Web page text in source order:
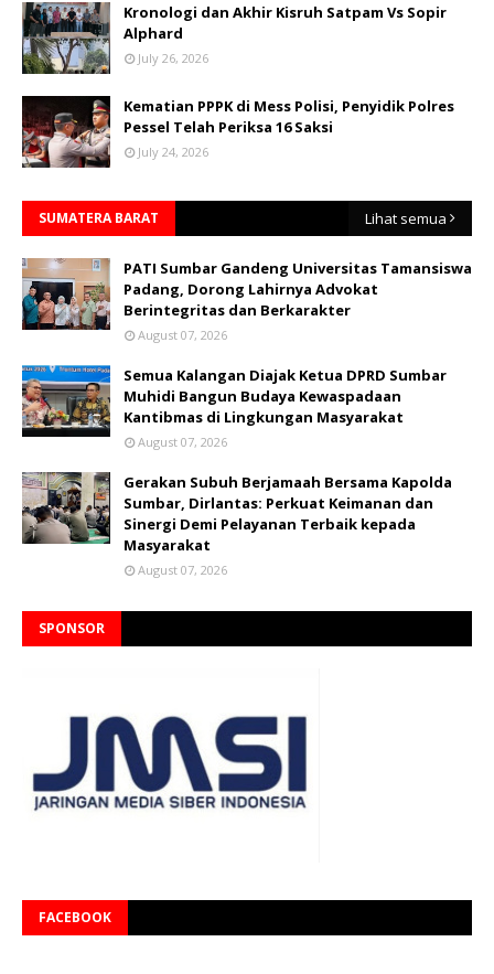
Kronologi dan Akhir Kisruh Satpam Vs Sopir
Alphard
July 26, 2026
Kematian PPPK di Mess Polisi, Penyidik Polres
Pessel Telah Periksa 16 Saksi
July 24, 2026
SUMATERA BARAT Lihat semua
PATI Sumbar Gandeng Universitas Tamansiswa
Padang, Dorong Lahirnya Advokat
Berintegritas dan Berkarakter
August 07, 2026
Semua Kalangan Diajak Ketua DPRD Sumbar
Muhidi Bangun Budaya Kewaspadaan
Kantibmas di Lingkungan Masyarakat
August 07, 2026
Gerakan Subuh Berjamaah Bersama Kapolda
Sumbar, Dirlantas: Perkuat Keimanan dan
Sinergi Demi Pelayanan Terbaik kepada
Masyarakat
August 07, 2026
SPONSOR
FACEBOOK